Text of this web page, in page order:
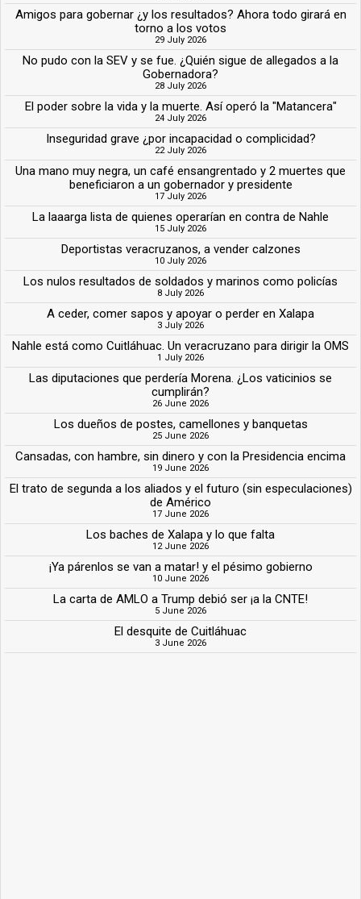
Amigos para gobernar ¿y los resultados? Ahora todo girará en
torno a los votos
29 July 2026
No pudo con la SEV y se fue. ¿Quién sigue de allegados a la
Gobernadora?
28 July 2026
El poder sobre la vida y la muerte. Así operó la "Matancera"
24 July 2026
Inseguridad grave ¿por incapacidad o complicidad?
22 July 2026
Una mano muy negra, un café ensangrentado y 2 muertes que
beneficiaron a un gobernador y presidente
17 July 2026
La laaarga lista de quienes operarían en contra de Nahle
15 July 2026
Deportistas veracruzanos, a vender calzones
10 July 2026
Los nulos resultados de soldados y marinos como policías
8 July 2026
A ceder, comer sapos y apoyar o perder en Xalapa
3 July 2026
Nahle está como Cuitláhuac. Un veracruzano para dirigir la OMS
1 July 2026
Las diputaciones que perdería Morena. ¿Los vaticinios se
cumplirán?
26 June 2026
Los dueños de postes, camellones y banquetas
25 June 2026
Cansadas, con hambre, sin dinero y con la Presidencia encima
19 June 2026
El trato de segunda a los aliados y el futuro (sin especulaciones)
de Américo
17 June 2026
Los baches de Xalapa y lo que falta
12 June 2026
¡Ya párenlos se van a matar! y el pésimo gobierno
10 June 2026
La carta de AMLO a Trump debió ser ¡a la CNTE!
5 June 2026
El desquite de Cuitláhuac
3 June 2026